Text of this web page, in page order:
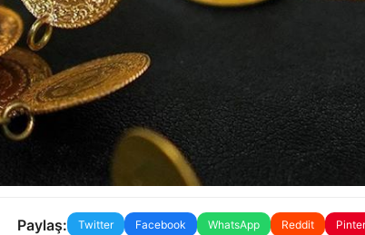
Paylaş: Twitter Facebook WhatsApp Reddit